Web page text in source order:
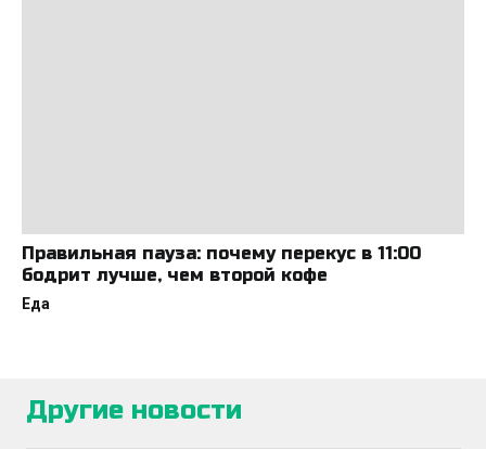
Правильная пауза: почему перекус в 11:00
бодрит лучше, чем второй кофе
Еда
Другие новости